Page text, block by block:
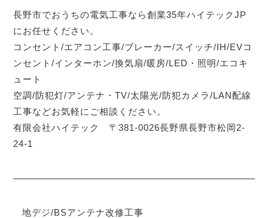
長野市でおうちの電気工事なら創業35年ハイテックJP
にお任せください。
コンセント/エアコン工事/ブレーカー/スイッチ/IH/EVコ
ンセント/インターホン/換気扇/暖房/LED・照明/エコキ
ュート
空調/防犯灯/アンテナ・TV/太陽光/防犯カメラ/LAN配線
工事などお気軽にご相談ください。
有限会社ハイテック 〒381-0026長野県長野市松岡2-
24-1
地デジ/BSアンテナ改修工事